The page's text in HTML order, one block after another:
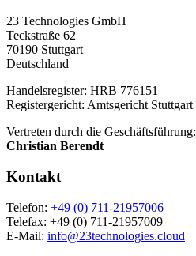
23 Technologies GmbH
Teckstraße 62
70190 Stuttgart
Deutschland
Handelsregister: HRB 776151
Registergericht: Amtsgericht Stuttgart
Vertreten durch die Geschäftsführung:
Christian Berendt
Kontakt
Telefon: +49 (0) 711-21957006
Telefax: +49 (0) 711-21957009
E-Mail: info@23technologies.cloud